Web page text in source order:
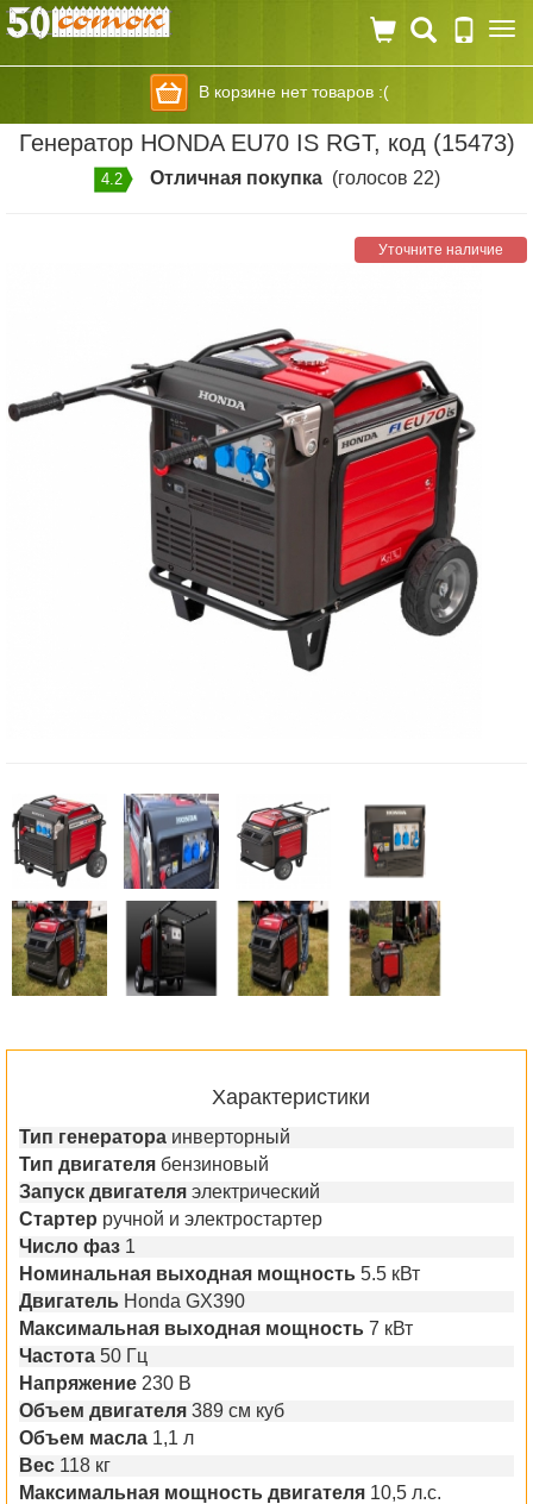
В корзине нет товаров :(
Генератор HONDA EU70 IS RGT, код (15473)
4.2 Отличная покупка(голосов 22)
Уточните наличие
Характеристики
Тип генератора инверторный
Тип двигателя бензиновый
Запуск двигателя электрический
Стартер ручной и электростартер
Число фаз 1
Номинальная выходная мощность 5.5 кВт
Двигатель Honda GX390
Максимальная выходная мощность 7 кВт
Частота 50 Гц
Напряжение 230 В
Объем двигателя 389 см куб
Объем масла 1,1 л
Вес 118 кг
Максимальная мощность двигателя 10,5 л.с.